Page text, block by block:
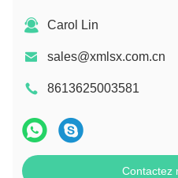
Carol Lin
sales@xmlsx.com.cn
8613625003581
Contactez